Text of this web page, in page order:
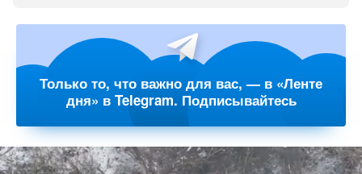
Только то, что важно для вас, — в «Ленте
дня» в Telegram. Подписывайтесь